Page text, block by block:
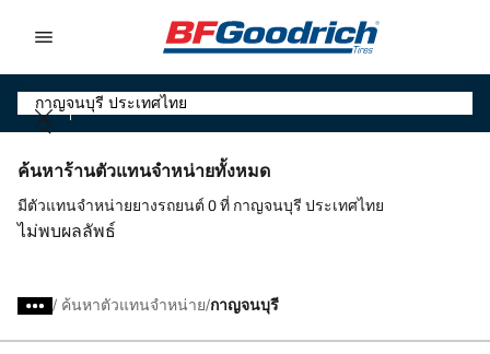
ค้นหาร้านตัวแทนจำหน่ายทั้งหมด
มีตัวแทนจำหน่ายยางรถยนต์ 0 ที่ กาญจนบุรี ประเทศไทย
ไม่พบผลลัพธ์
/ ค้นหาตัวแทนจำหน่าย กาญจนบุรี